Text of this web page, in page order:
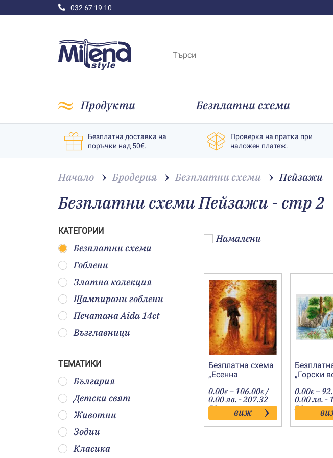
032 67 19 10
Продукти Безплатни схеми
Безплатна доставка на
поръчки над 50€.
Проверка на пратка при
наложен платеж.
Начало Бродерия Безплатни схеми Пейзажи
Безплатни схеми Пейзажи - стр 2
КАТЕГОРИИ
Безплатни схеми
Гоблени
Златна колекция
Щампирани гоблени
Печатана Aida 14ct
Възглавници
ТЕМАТИКИ
България
Детски свят
Животни
Зодии
Класика
Намалени
Безплатна схема
„Есенна
0.00€ –106.00€Price
range:
0.00€
through
106.00€
/
0.00 лв. - 207.32
лв. виж
„Горски
0.00€ –
0.00 лв. -
лв.